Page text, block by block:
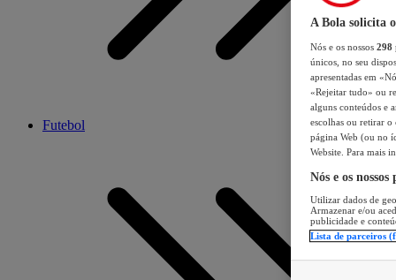
Futebol
A Bola solicita
Nós e os nossos 298
únicos, no seu
apresentadas em
«Rejeitar tudo» ou
alguns conteúdos e
escolhas ou retirar
página Web (ou no
Website. Para mais
Nós e os
Utilizar dados de
Armazenar e/ou
publicidade e
Lista de parceiros